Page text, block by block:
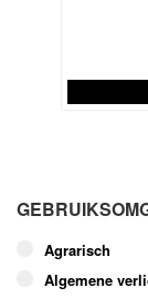
variaties.
optie
kan
Agrarisch
Algemene